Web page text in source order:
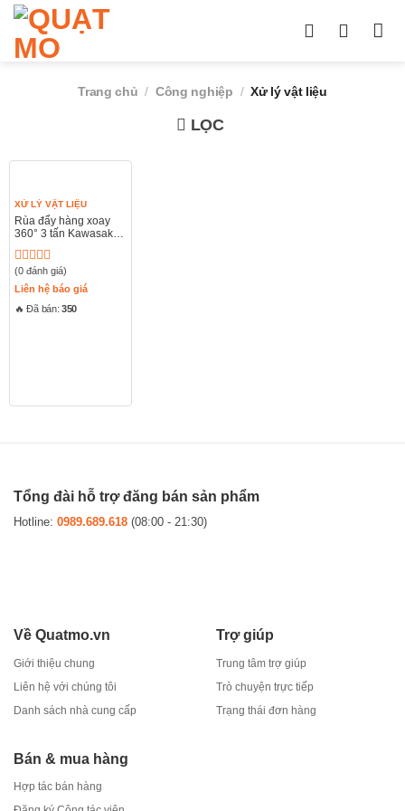
Chuyển
nội
Trang chủ / Công nghiệp / Xử lý vật liệu
LỌC
XỬ LÝ VẬT LIỆU
Rùa đẩy hàng xoay
360° 3 tấn Kawasaki
Được
xếp
0
(0 đánh giá)
Liên hệ báo giá
🔥 Đã bán: 350
Tổng đài hỗ trợ đăng bán sản phẩm
Hotline: 0989.689.618 (08:00 - 21:30)
Về Quatmo.vn
Giới thiệu chung
Liên hệ với chúng tôi
Danh sách nhà cung cấp
Trợ giúp
Trung tâm trợ giúp
Trò chuyện trực tiếp
Trạng thái đơn hàng
Bán & mua hàng
Hợp tác bán hàng